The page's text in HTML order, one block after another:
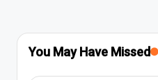
You May Have Missed